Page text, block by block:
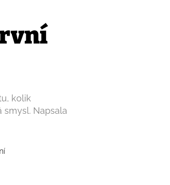
kolik
Napsala